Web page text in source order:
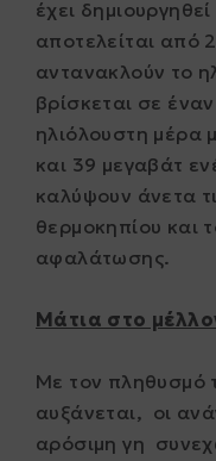
έχει
αποτελείται από
αντανακλούν το
βρίσκεται σε
ηλιόλουστη μέρα
και 39 μεγαβάτ
καλύψουν άνετα
θερμοκηπίου και
αφαλάτωσης.
Μάτια στο
Με τον πληθυσμό
αυξάνεται, οι
αρόσιμη γη